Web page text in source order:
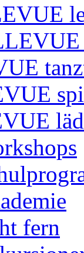
fern